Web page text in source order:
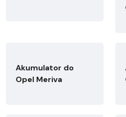
Akumulator do
Opel Meriva